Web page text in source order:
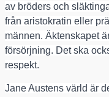
av bröders och
från aristokratin eller
männen. Äktenskapet
försörjning. Det ska
respekt.
Jane Austens värld är